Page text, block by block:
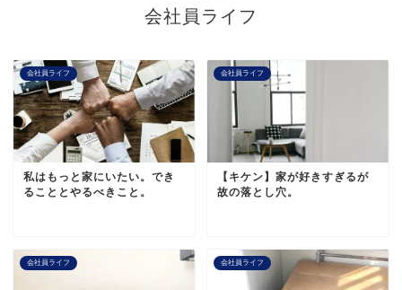
会社員ライフ
会社員ライフ
私はもっと家にいたい。でき
ることとやるべきこと。
会社員ライフ
【キケン】家が好きすぎるが
故の落とし穴。
会社員ライフ 会社員ライフ